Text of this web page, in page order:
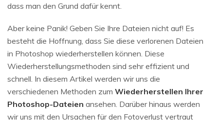
dass man den Grund dafür kennt.
Aber keine Panik! Geben Sie Ihre Dateien nicht auf! Es
besteht die Hoffnung, dass Sie diese verlorenen Dateien
in Photoshop wiederherstellen können. Diese
Wiederherstellungsmethoden sind sehr effizient und
schnell. In diesem Artikel werden wir uns die
verschiedenen Methoden zum Wiederherstellen Ihrer
Photoshop-Dateien ansehen. Darüber hinaus werden
wir uns mit den Ursachen für den Fotoverlust vertraut